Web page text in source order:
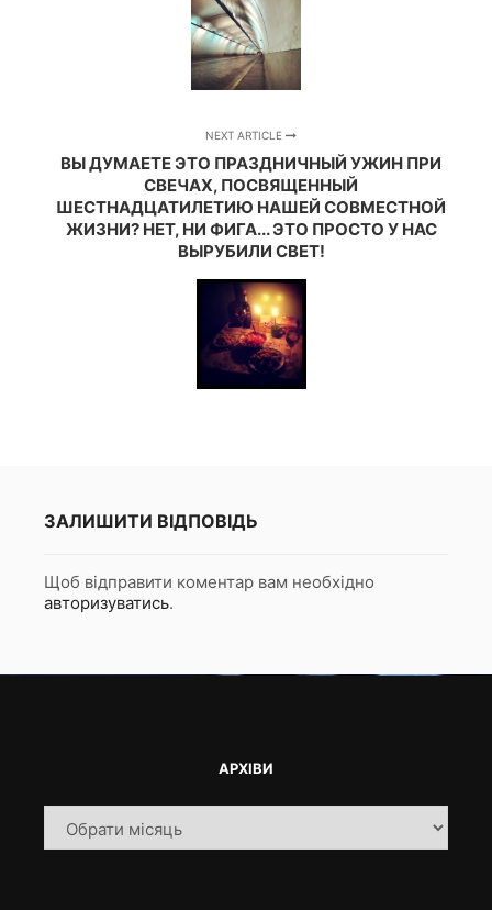
NEXT ARTICLE
ВЫ ДУМАЕТЕ ЭТО ПРАЗДНИЧНЫЙ УЖИН ПРИ
СВЕЧАХ, ПОСВЯЩЕННЫЙ
ШЕСТНАДЦАТИЛЕТИЮ НАШЕЙ СОВМЕСТНОЙ
ЖИЗНИ? НЕТ, НИ ФИГА... ЭТО ПРОСТО У НАС
ВЫРУБИЛИ СВЕТ!
ЗАЛИШИТИ ВІДПОВІДЬ
Щоб відправити коментар вам необхідно
авторизуватись.
АРХІВИ
Архіви